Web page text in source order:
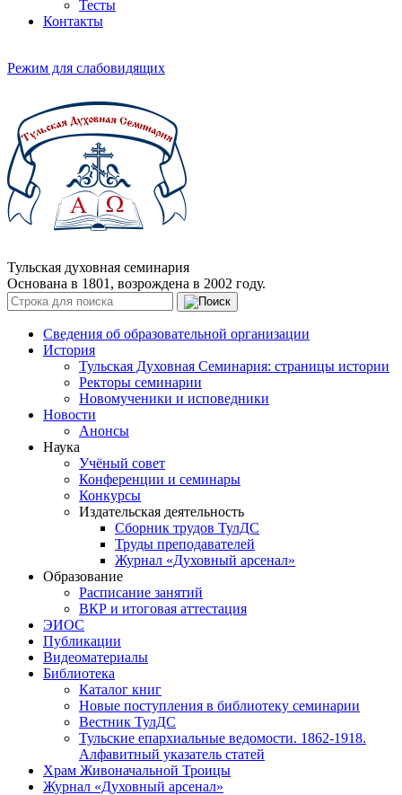
Тесты
Контакты
Режим для слабовидящих
Тульская духовная семинария
Основана в 1801, возрождена в 2002 году.
Сведения об образовательной организации
История
Тульская Духовная Семинария: страницы истории
Ректоры семинарии
Новомученики и исповедники
Новости
Анонсы
Наука
Учёный совет
Конференции и семинары
Конкурсы
Издательская деятельность
Сборник трудов ТулДС
Труды преподавателей
Журнал «Духовный арсенал»
Образование
Расписание занятий
ВКР и итоговая аттестация
ЭИОС
Публикации
Видеоматериалы
Библиотека
Каталог книг
Новые поступления в библиотеку семинарии
Вестник ТулДС
Тульские епархиальные ведомости. 1862-1918.
Алфавитный указатель статей
Храм Живоначальной Троицы
Журнал «Духовный арсенал»